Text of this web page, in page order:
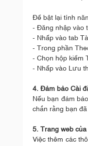
Để bật lại tính
- Đăng nhập vào
- Nhấp vào tab
- Trong phần
- Chọn hộp kiểm
- Nhấp vào Lưu
4. Đảm bảo Cài
Nếu bạn đảm
chắn rằng bạn
5. Trang web
Việc thêm các